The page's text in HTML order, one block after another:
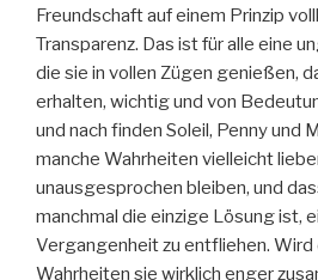
Freundschaft auf einem Prinzip
Transparenz. Das ist für alle eine
die sie in vollen Zügen genießen,
erhalten, wichtig und von
und nach finden Soleil, Penny und
manche Wahrheiten vielleicht
unausgesprochen bleiben, und
manchmal die einzige Lösung ist,
Vergangenheit zu entfliehen. Wird
Wahrheiten sie wirklich enger